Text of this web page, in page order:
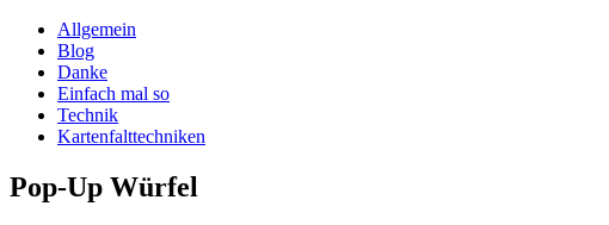
Allgemein
Blog
Danke
Einfach mal so
Technik
Kartenfalttechniken
Pop-Up Würfel